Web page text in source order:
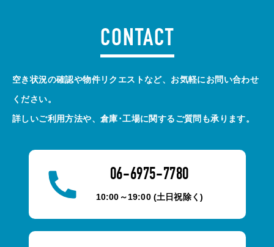
CONTACT
空き状況の確認や物件リクエストなど、お気軽にお問い合わせ
ください。
詳しいご利用方法や、倉庫･工場に関するご質問も承ります。
06-6975-7780
10:00～19:00 (土日祝除く)